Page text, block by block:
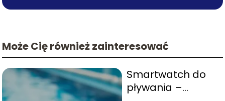
Może Cię również zainteresować
Smartwatch do
pływania –